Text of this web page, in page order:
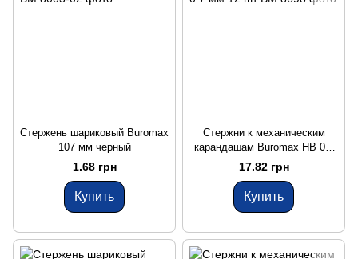
Стержень шариковый Buromax
107 мм черный
1.68 грн
Купить
Стержни к механическим
карандашам Buromax HB 0.7
мм 12 шт
17.82 грн
Купить